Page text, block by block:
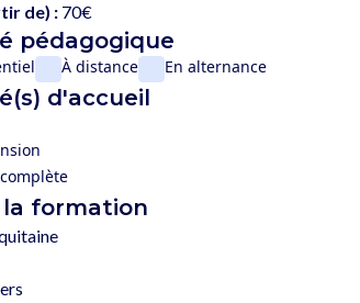
de) : 70€
pédagogique
À distance En alternance
d'accueil
la formation